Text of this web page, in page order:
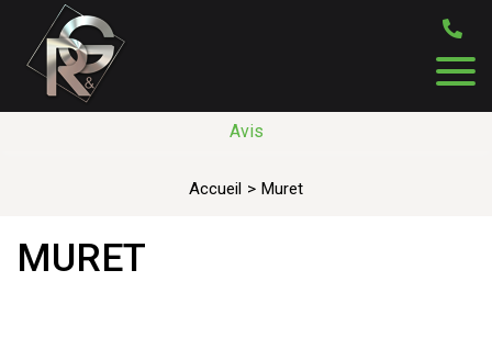
Avis
Accueil Muret
MURET